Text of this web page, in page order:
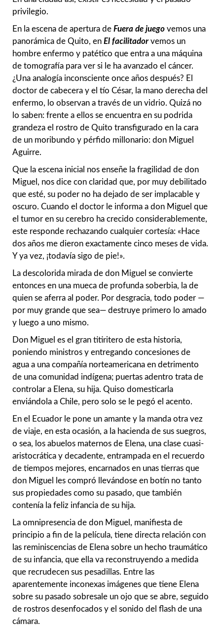
privilegio.
En la escena de apertura de Fuera de juego vemos una
panorámica de Quito, en El facilitador vemos un
hombre enfermo y patético que entra a una máquina
de tomografía para ver si le ha avanzado el cáncer.
¿Una analogía inconsciente once años después? El
doctor de cabecera y el tío César, la mano derecha del
enfermo, lo observan a través de un vidrio. Quizá no
lo saben: frente a ellos se encuentra en su podrida
grandeza el rostro de Quito transfigurado en la cara
de un moribundo y pérfido millonario: don Miguel
Aguirre.
Que la escena inicial nos enseñe la fragilidad de don
Miguel, nos dice con claridad que, por muy debilitado
que esté, su poder no ha dejado de ser implacable y
oscuro. Cuando el doctor le informa a don Miguel que
el tumor en su cerebro ha crecido considerablemente,
este responde rechazando cualquier cortesía: «Hace
dos años me dieron exactamente cinco meses de vida.
Y ya vez, ¡todavía sigo de pie!».
La descolorida mirada de don Miguel se convierte
entonces en una mueca de profunda soberbia, la de
quien se aferra al poder. Por desgracia, todo poder —
por muy grande que sea— destruye primero lo amado
y luego a uno mismo.
Don Miguel es el gran titiritero de esta historia,
poniendo ministros y entregando concesiones de
agua a una compañía norteamericana en detrimento
de una comunidad indígena; puertas adentro trata de
controlar a Elena, su hija. Quiso domesticarla
enviándola a Chile, pero solo se le pegó el acento.
En el Ecuador le pone un amante y la manda otra vez
de viaje, en esta ocasión, a la hacienda de sus suegros,
o sea, los abuelos maternos de Elena, una clase cuasi-
aristocrática y decadente, entrampada en el recuerdo
de tiempos mejores, encarnados en unas tierras que
don Miguel les compró llevándose en botín no tanto
sus propiedades como su pasado, que también
contenía la feliz infancia de su hija.
La omnipresencia de don Miguel, manifiesta de
principio a fin de la película, tiene directa relación con
las reminiscencias de Elena sobre un hecho traumático
de su infancia, que ella va reconstruyendo a medida
que recrudecen sus pesadillas. Entre las
aparentemente inconexas imágenes que tiene Elena
sobre su pasado sobresale un ojo que se abre, seguido
de rostros desenfocados y el sonido del flash de una
cámara.